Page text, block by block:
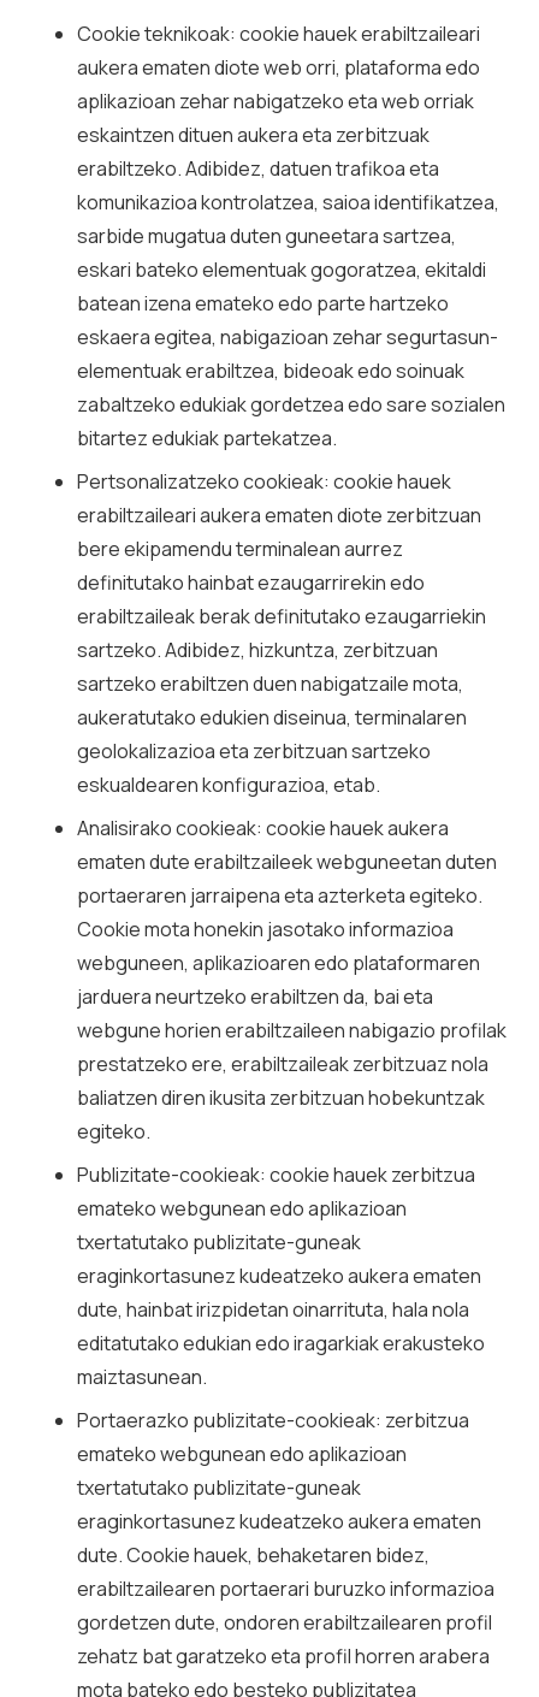
Cookie teknikoak: cookie hauek erabiltzaileari
aukera ematen diote web orri, plataforma edo
aplikazioan zehar nabigatzeko eta web orriak
eskaintzen dituen aukera eta zerbitzuak
erabiltzeko. Adibidez, datuen trafikoa eta
komunikazioa kontrolatzea, saioa identifikatzea,
sarbide mugatua duten guneetara sartzea,
eskari bateko elementuak gogoratzea, ekitaldi
batean izena emateko edo parte hartzeko
eskaera egitea, nabigazioan zehar segurtasun-
elementuak erabiltzea, bideoak edo soinuak
zabaltzeko edukiak gordetzea edo sare sozialen
bitartez edukiak partekatzea.
Pertsonalizatzeko cookieak: cookie hauek
erabiltzaileari aukera ematen diote zerbitzuan
bere ekipamendu terminalean aurrez
definitutako hainbat ezaugarrirekin edo
erabiltzaileak berak definitutako ezaugarriekin
sartzeko. Adibidez, hizkuntza, zerbitzuan
sartzeko erabiltzen duen nabigatzaile mota,
aukeratutako edukien diseinua, terminalaren
geolokalizazioa eta zerbitzuan sartzeko
eskualdearen konfigurazioa, etab.
Analisirako cookieak: cookie hauek aukera
ematen dute erabiltzaileek webguneetan duten
portaeraren jarraipena eta azterketa egiteko.
Cookie mota honekin jasotako informazioa
webguneen, aplikazioaren edo plataformaren
jarduera neurtzeko erabiltzen da, bai eta
webgune horien erabiltzaileen nabigazio profilak
prestatzeko ere, erabiltzaileak zerbitzuaz nola
baliatzen diren ikusita zerbitzuan hobekuntzak
egiteko.
Publizitate-cookieak: cookie hauek zerbitzua
emateko webgunean edo aplikazioan
txertatutako publizitate-guneak
eraginkortasunez kudeatzeko aukera ematen
dute, hainbat irizpidetan oinarrituta, hala nola
editatutako edukian edo iragarkiak erakusteko
maiztasunean.
Portaerazko publizitate-cookieak: zerbitzua
emateko webgunean edo aplikazioan
txertatutako publizitate-guneak
eraginkortasunez kudeatzeko aukera ematen
dute. Cookie hauek, behaketaren bidez,
erabiltzailearen portaerari buruzko informazioa
gordetzen dute, ondoren erabiltzailearen profil
zehatz bat garatzeko eta profil horren arabera
mota bateko edo besteko publizitatea